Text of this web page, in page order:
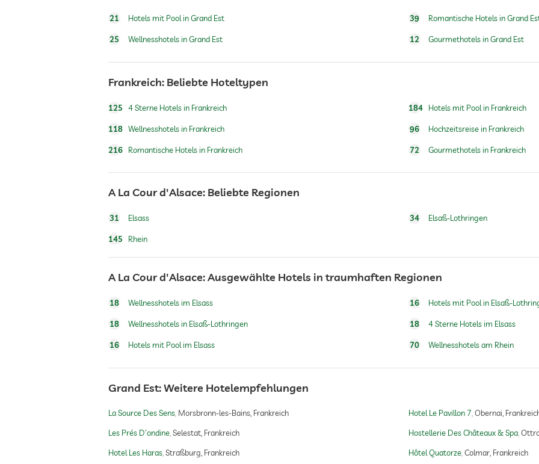
Hundeverpflegung
Wasser/Futternäpfe auf Anfrage im Zimmer
Innenpool
Pool beheizt
Wellnessbereich
21 Hotels mit Pool in Grand Est
25 Wellnesshotels in Grand Est
39 Romantische Hotels in Grand
12 Gourmethotels in Grand Est
Frankreich: Beliebte Hoteltypen
125 4 Sterne Hotels in Frankreich
118 Wellnesshotels in Frankreich
216 Romantische Hotels in Frankreich
184 Hotels mit Pool in Frankreich
96 Hochzeitsreise in Frankreich
72 Gourmethotels in Frankreich
A La Cour d'Alsace: Beliebte Regionen
31 Elsass
145 Rhein
34 Elsaß-Lothringen
A La Cour d'Alsace: Ausgewählte Hotels in traumhaften Regionen
18 Wellnesshotels im Elsass
18 Wellnesshotels in Elsaß-Lothringen
16 Hotels mit Pool im Elsass
16 Hotels mit Pool in Elsaß-
18 4 Sterne Hotels im Elsass
70 Wellnesshotels am Rhein
Grand Est: Weitere Hotelempfehlungen
La Source Des Sens Morsbronn-les-Bains, Frankreich
Les Prés D'ondine Selestat, Frankreich
Hotel Les Haras Straßburg, Frankreich
Hotel Le Pavillon 7 Obernai,
Hostellerie Des Châteaux & Spa
Hôtel Quatorze Colmar, Frankreich